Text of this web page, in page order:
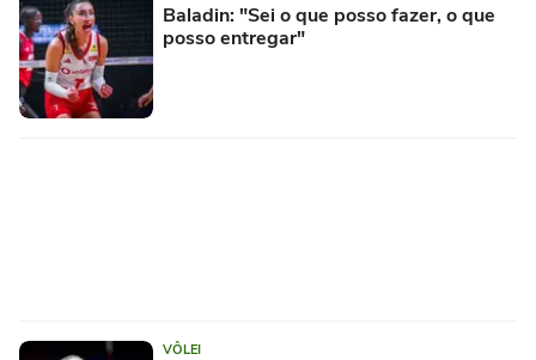
Baladin: "Sei o que posso fazer, o que
posso entregar"
VÔLEI